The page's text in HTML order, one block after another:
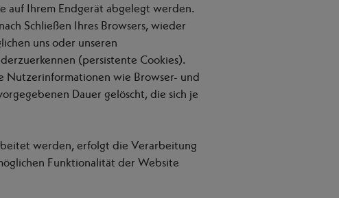
auf Ihrem Endgerät abgelegt werden.
Schließen Ihres Browsers, wieder
uns oder unseren
(persistente Cookies).
Nutzerinformationen wie Browser- und
Dauer gelöscht, die sich je
werden, erfolgt die Verarbeitung
Funktionalität der Website